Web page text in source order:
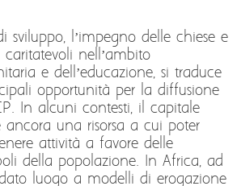
sviluppo, l’impegno delle chiese e
caritatevoli nell’ambito
e dell’educazione, si traduce
opportunità per la diffusione
In alcuni contesti, il capitale
ancora una risorsa a cui poter
attività a favore delle
della popolazione. In Africa, ad
luogo a modelli di erogazione